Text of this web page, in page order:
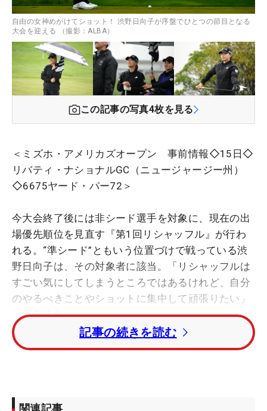
自由の女神めがけてショット！ 渋野日向子が序盤でひとつの節目となる
大会を迎える （撮影：ALBA）
この記事の写真4枚を見る
＜ミズホ・アメリカズオープン 事前情報◇15日◇
リバティ・ナショナルGC（ニュージャージー州）
◇6675ヤード・パー72＞
今大会終了後には非シード選手を対象に、現在の出
場優先順位を見直す『第1回リシャッフル』が行わ
れる。“準シード”ともいう位置づけで戦っている渋
野日向子は、その対象者に該当。「リシャッフルは
すごい気にしてしまうところではあるけれど、自分
のやるべきことやショットに集中して頑張りたい」
と意気込む。
同地から車でわずか20キロのコースで行われた先週
試合連続の予選通過とはならなかったが、「予選を
記事の続きを読む